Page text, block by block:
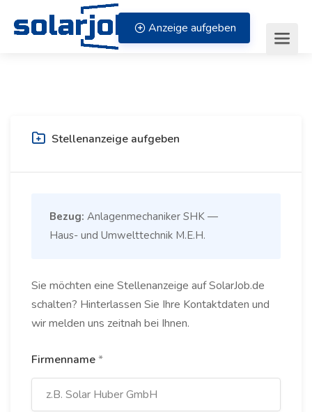
Zum Inhalt springen
Anzeige aufgeben
Stellenanzeige aufgeben
Bezug: Anlagenmechaniker SHK —
Haus- und Umwelttechnik M.E.H.
Sie möchten eine Stellenanzeige auf SolarJob.de
schalten? Hinterlassen Sie Ihre Kontaktdaten und
wir melden uns zeitnah bei Ihnen.
Firmenname*